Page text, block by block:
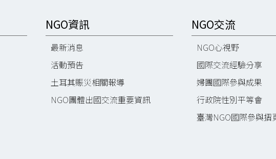
NGO資訊
最新消息
活動預告
土耳其賑災相關報導
NGO團體出國交流重要資訊
NGO交流
NGO心視野
國際交流經驗分享
婦團國際參與成果
行政院性別平等會
臺灣NGO國際參與摺